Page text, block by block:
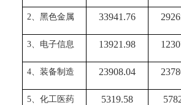
2、黑色金属 33941.76
3、电子信息 13921.98
4、装备制造 23908.04
5、化工医药 5319.58